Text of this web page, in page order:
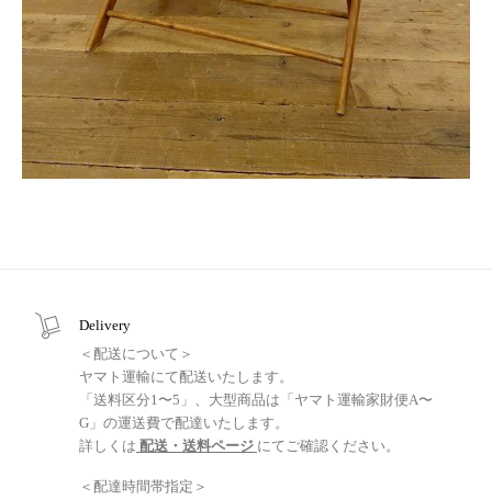
Delivery
＜配送について＞
ヤマト運輸にて配送いたします。
「送料区分1〜5」、大型商品は「ヤマト運輸家財便A〜
G」の運送費で配達いたします。
詳しくは 配送・送料ページ にてご確認ください。
＜配達時間帯指定＞